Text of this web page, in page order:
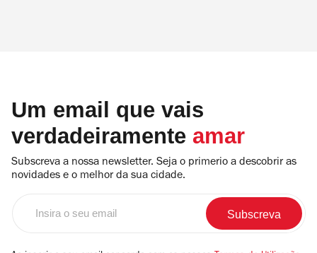
Um email que vais
verdadeiramente amar
Subscreva a nossa newsletter. Seja o primerio a descobrir as
novidades e o melhor da sua cidade.